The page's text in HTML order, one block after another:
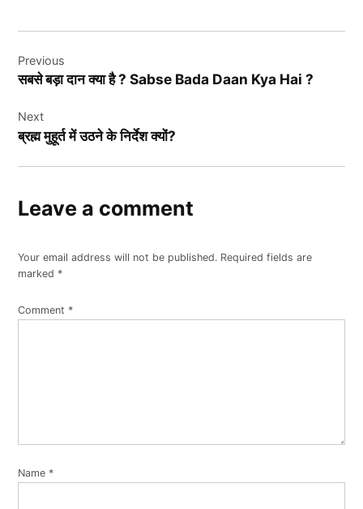
navigation
Previous
सबसे बड़ा दान क्या है ? Sabse Bada Daan Kya Hai ?
Next
ब्रह्म मुहूर्त में उठने के निर्देश क्यों?
Leave a comment
Your email address will not be published. Required fields are
marked *
Comment *
Name *